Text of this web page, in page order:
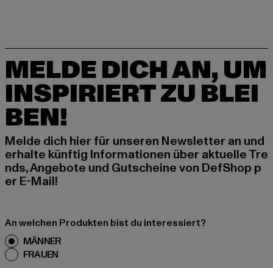
MELDE DICH AN, UM
INSPIRIERT ZU BLEI
BEN!
Melde dich hier für unseren Newsletter an und
erhalte künftig Informationen über aktuelle Tre
nds, Angebote und Gutscheine von DefShop p
er E-Mail!
An welchen Produkten bist du interessiert?
MÄNNER
FRAUEN